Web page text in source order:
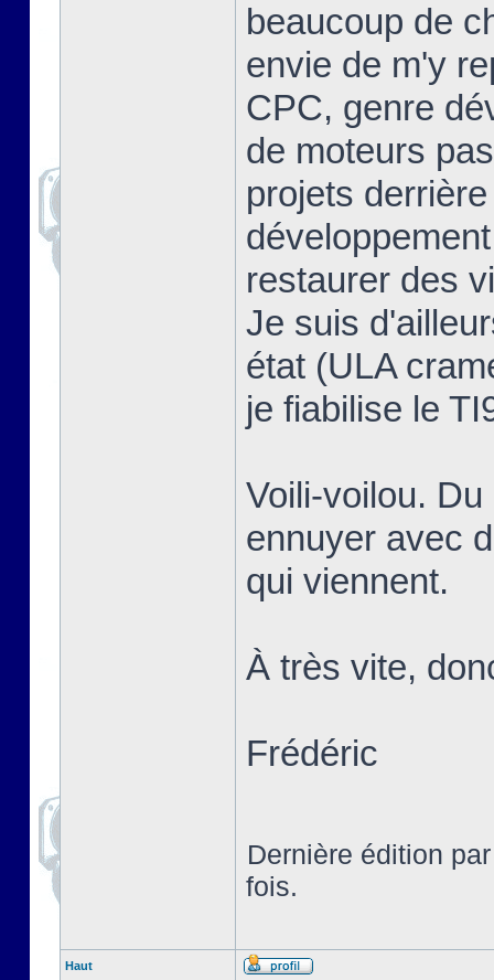
beaucoup de
envie de m'y
CPC, genre
de moteurs
projets
restaurer des
Je suis
état (ULA
je fiabilise le
Voili-voilou.
ennuyer avec
qui viennent.
À très vite,
Frédéric
Dernière édition
fois.
Haut